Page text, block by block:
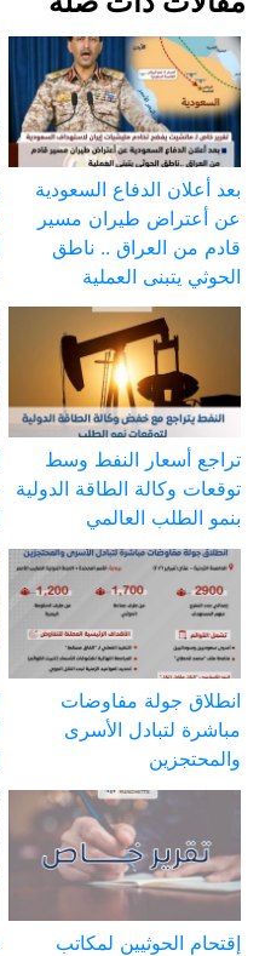
بعد أعلان الدفاع السعودية
عن أعتراض طيران مسير
قادم من العراق .. ناطق
الحوثي يتبنى العملية
تراجع أسعار النفط وسط
توقعات وكالة الطاقة الدولية
بنمو الطلب العالمي
انطلاق جولة مفاوضات
مباشرة لتبادل الأسرى
والمحتجزين
إقتحام الحوثيين لمكاتب